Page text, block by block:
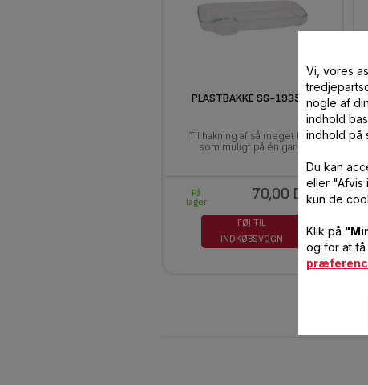
PLASTBAKKE SS-193511
Til hakning af så meget kød
som muligt på én gang
70,00 DKK
På
lager
FØJ TIL
INDKØBSVOGN
Vi, vores
nogle af
indhold
indhold på
Du kan
eller "Afvis
kun de
Klik på
og for at få